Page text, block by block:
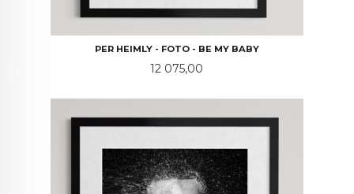
PER HEIMLY - FOTO - BE MY BABY
Pris
12 075,00